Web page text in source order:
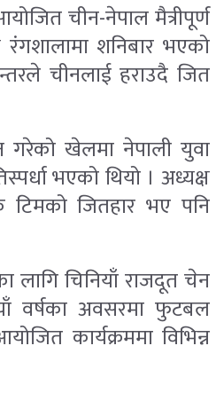
चीन-नेपाल मैत्रीपूर्ण
शनिबार भएको
चीनलाई हराउदै जित
गरेको खेलमा नेपाली युवा
भएको थियो । अध्यक्ष
टिमको जितहार भए पनि
लागि चिनियाँ राजदूत चेन
वर्षका अवसरमा फुटबल
कार्यक्रममा विभिन्न